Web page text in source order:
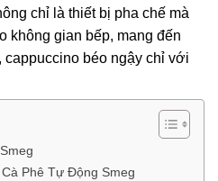
chỉ là thiết bị pha chế mà
không gian bếp, mang đến
béo ngậy chỉ với
Phê Tự Động Smeg